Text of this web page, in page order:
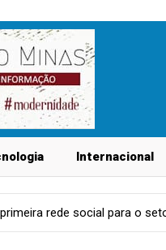
Internacional
o setor condominial